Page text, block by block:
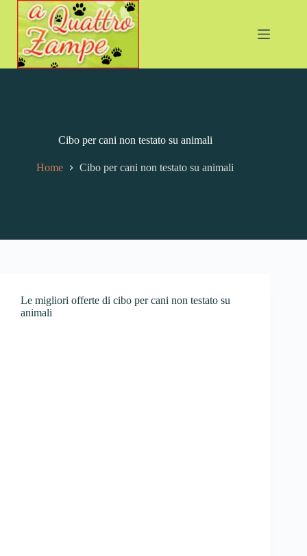
Cibo per cani non testato su animali
Home Cibo per cani non testato su animali
Le migliori offerte di cibo per cani non testato su
animali